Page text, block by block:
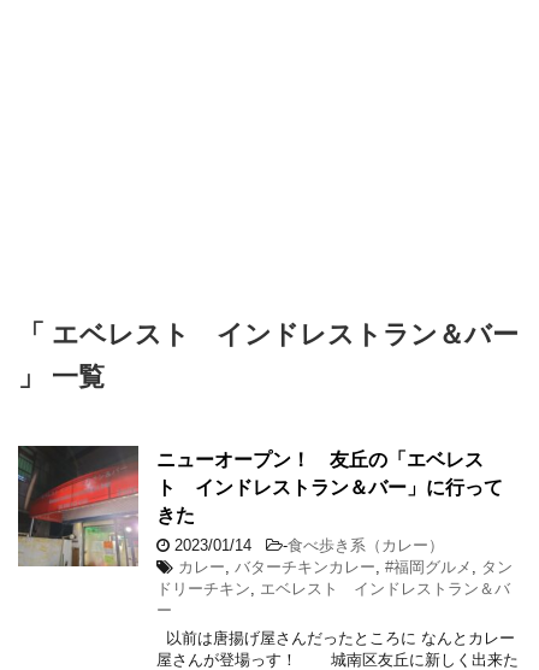
「 エベレスト インドレストラン＆バー
」 一覧
ニューオープン！ 友丘の「エベレス
ト インドレストラン＆バー」に行って
きた
2023/01/14 -食べ歩き系（カレー）
カレー
バターチキンカレー #福岡グルメ
タン
ドリーチキン
エベレスト インドレストラン＆バ
ー
以前は唐揚げ屋さんだったところに なんとカレー
屋さんが登場っす！ 城南区友丘に新しく出来た